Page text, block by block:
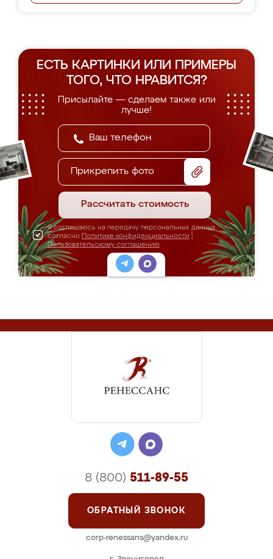
ЕСТЬ КАРТИНКИ ИЛИ ПРИМЕРЫ
ТОГО, ЧТО НРАВИТСЯ?
Присылайте — сделаем также или
лучше!
Прикрепить фото
Рассчитать стоимость
Я соглашаюсь на передачу персональных данных
согласно Политике конфиденциальности
Пользовательскому соглашению
8 (800) 511-89-55
ОБРАТНЫЙ ЗВОНОК
corp-renessans@yandex.ru